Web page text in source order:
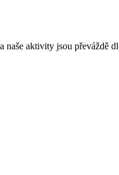
naše aktivity jsou převáždě